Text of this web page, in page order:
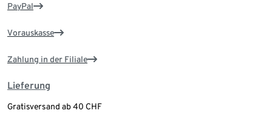
PayPal
Vorauskasse
Zahlung in der Filiale
Lieferung
Gratisversand ab 40 CHF